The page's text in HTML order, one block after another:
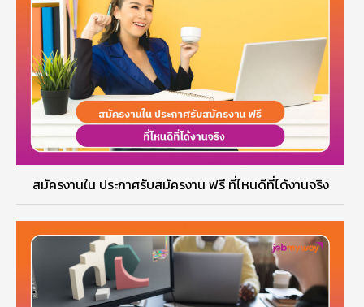
สมัครงานใน ประกาศรับสมัครงาน ฟรี ที่ไหนดีที่ได้งานจริง